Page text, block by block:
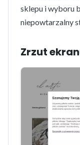
sklepu i wyboru
niepowtarzalny
Zrzut